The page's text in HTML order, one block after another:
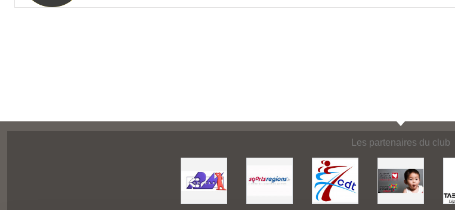
Les partenaires du club